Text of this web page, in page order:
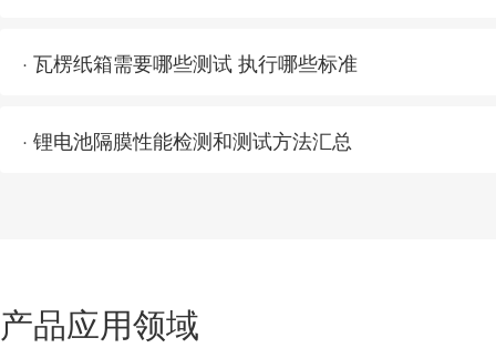
· 瓦楞纸箱需要哪些测试 执行哪些标准
· 锂电池隔膜性能检测和测试方法汇总
产品应用领域